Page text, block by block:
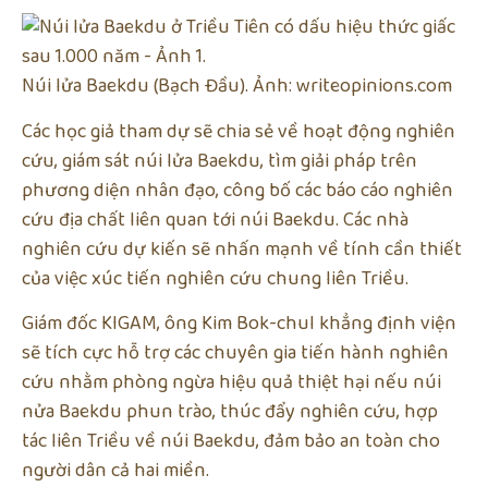
Núi lửa Baekdu (Bạch Đầu). Ảnh: writeopinions.com
Các học giả tham dự sẽ chia sẻ về hoạt động nghiên
cứu, giám sát núi lửa Baekdu, tìm giải pháp trên
phương diện nhân đạo, công bố các báo cáo nghiên
cứu địa chất liên quan tới núi Baekdu. Các nhà
nghiên cứu dự kiến sẽ nhấn mạnh về tính cần thiết
của việc xúc tiến nghiên cứu chung liên Triều.
Giám đốc KIGAM, ông Kim Bok-chul khẳng định viện
sẽ tích cực hỗ trợ các chuyên gia tiến hành nghiên
cứu nhằm phòng ngừa hiệu quả thiệt hại nếu núi
nửa Baekdu phun trào, thúc đẩy nghiên cứu, hợp
tác liên Triều về núi Baekdu, đảm bảo an toàn cho
người dân cả hai miền.